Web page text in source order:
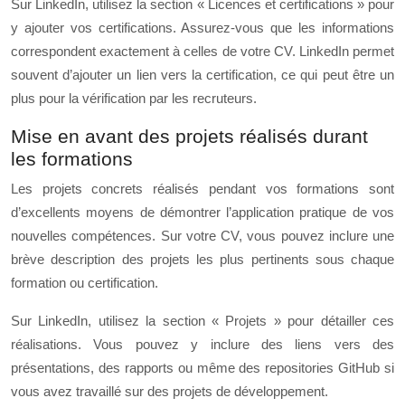
Sur LinkedIn, utilisez la section « Licences et certifications » pour
y ajouter vos certifications. Assurez-vous que les informations
correspondent exactement à celles de votre CV. LinkedIn permet
souvent d’ajouter un lien vers la certification, ce qui peut être un
plus pour la vérification par les recruteurs.
Mise en avant des projets réalisés durant
les formations
Les projets concrets réalisés pendant vos formations sont
d’excellents moyens de démontrer l’application pratique de vos
nouvelles compétences. Sur votre CV, vous pouvez inclure une
brève description des projets les plus pertinents sous chaque
formation ou certification.
Sur LinkedIn, utilisez la section « Projets » pour détailler ces
réalisations. Vous pouvez y inclure des liens vers des
présentations, des rapports ou même des repositories GitHub si
vous avez travaillé sur des projets de développement.